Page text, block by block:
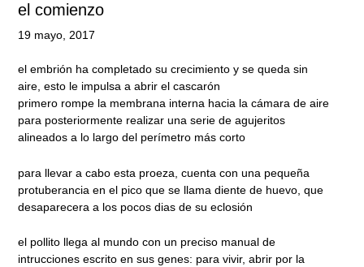
el comienzo
19 mayo, 2017
el embrión ha completado su crecimiento y se queda sin
aire, esto le impulsa a abrir el cascarón
primero rompe la membrana interna hacia la cámara de aire
para posteriormente realizar una serie de agujeritos
alineados a lo largo del perímetro más corto
para llevar a cabo esta proeza, cuenta con una pequeña
protuberancia en el pico que se llama diente de huevo, que
desaparecera a los pocos dias de su eclosión
el pollito llega al mundo con un preciso manual de
intrucciones escrito en sus genes: para vivir, abrir por la